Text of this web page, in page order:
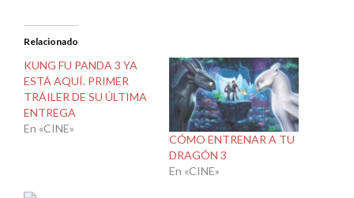
Relacionado
KUNG FU PANDA 3 YA
ESTÁ AQUÍ. PRIMER
TRÁILER DE SU ÚLTIMA
ENTREGA
En «CINE»
CÓMO ENTRENAR A TU
DRAGÓN 3
En «CINE»